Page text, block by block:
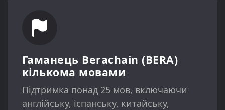
Гаманець Berachain (BERA)
кількома мовами
Підтримка понад 25 мов, включаючи
англійську, іспанську, китайську,